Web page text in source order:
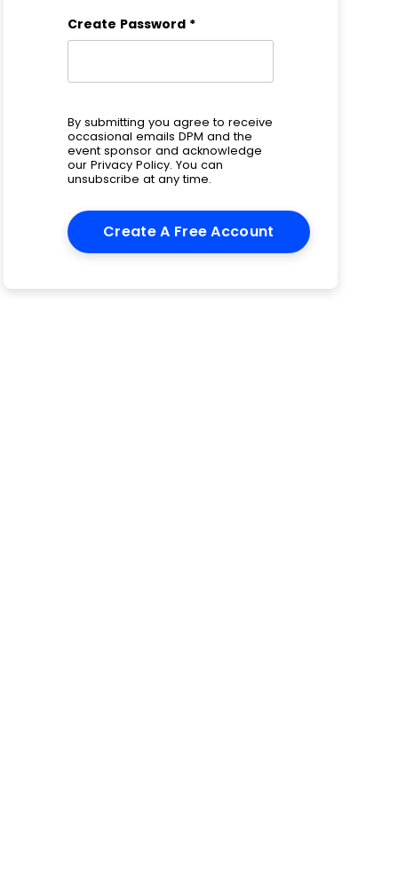
Create Password *
By submitting you agree to receive
occasional emails DPM and the
event sponsor and acknowledge
our Privacy Policy. You can
unsubscribe at any time.